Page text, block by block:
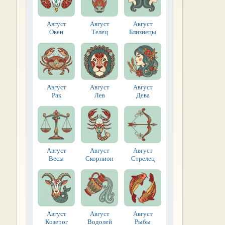
Август
Овен
Август
Телец
Август
Близнецы
Август
Рак
Август
Лев
Август
Дева
Август
Весы
Август
Скорпион
Август
Стрелец
Август
Козерог
Август
Водолей
Август
Рыбы